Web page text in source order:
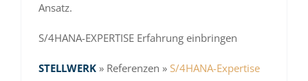
Ansatz.
S/4HANA-EXPERTISE Erfahrung einbringen
STELLWERK » Referenzen » S/4HANA-Expertise